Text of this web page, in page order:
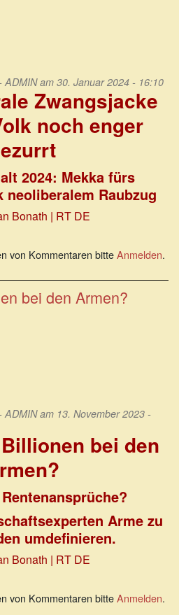
ADMINam 30. Januar 2024 - 16:10
Zwangsjacke
noch enger
2024: Mekka fürs
Raubzug
Bonath | RT DE
von Kommentaren bitteAnmelden.
bei den Armen?
ADMINam 13. November 2023 -
bei den
Arme zu
umdefinieren.
Bonath | RT DE
von Kommentaren bitteAnmelden.